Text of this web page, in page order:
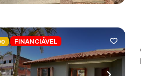
FINANCIÁVEL